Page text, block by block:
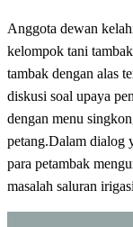
Anggota dewan
kelompok tani
tambak dengan alas
diskusi soal upaya
dengan menu
petang.Dalam dialog
para petambak
masalah saluran